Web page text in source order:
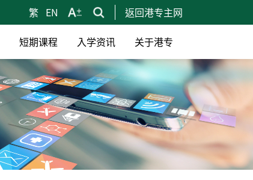
繁 EN 返回港专主网
短期课程 入学资讯 关于港专